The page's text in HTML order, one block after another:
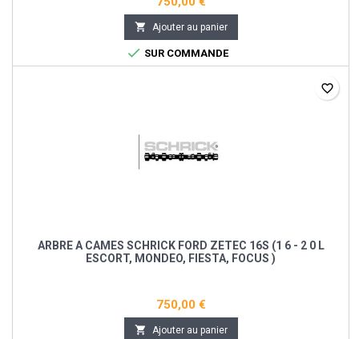
 Ajouter au panier
 SUR COMMANDE
ARBRE A CAMES SCHRICK FORD ZETEC 16S (1 6 - 2 0 L
ESCORT, MONDEO, FIESTA, FOCUS )
750,00 €
 Ajouter au panier
favorite_border